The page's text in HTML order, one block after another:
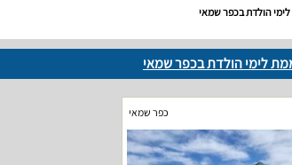
הולדת בכפר שמאי
לימי הולדת בכפר שמאי
כפר שמאי